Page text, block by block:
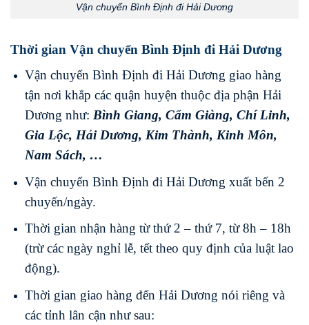
Vận chuyển Bình Định đi Hải Dương
Thời gian Vận chuyển Bình Định đi Hải Dương
Vận chuyển Bình Định đi Hải Dương giao hàng
tận nơi khắp các quận huyện thuộc địa phận Hải
Dương như: Bình Giang, Cẩm Giàng, Chí Linh,
Gia Lộc, Hải Dương, Kim Thành, Kinh Môn,
Nam Sách, …
Vận chuyển Bình Định đi Hải Dương xuất bến 2
chuyến/ngày.
Thời gian nhận hàng từ thứ 2 – thứ 7, từ 8h – 18h
(trừ các ngày nghỉ lễ, tết theo quy định của luật lao
động).
Thời gian giao hàng đến Hải Dương nói riêng và
các tỉnh lân cận như sau: